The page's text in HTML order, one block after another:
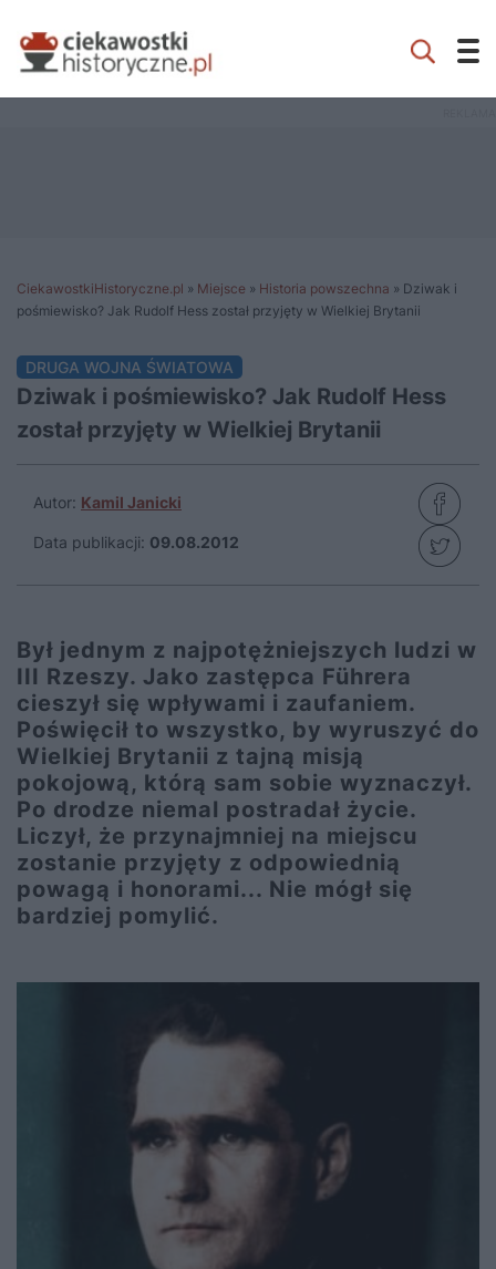
CiekawostkiHistoryczne.pl » Miejsce » Historia powszechna » Dziwak i
pośmiewisko? Jak Rudolf Hess został przyjęty w Wielkiej Brytanii
DRUGA WOJNA ŚWIATOWA
Dziwak i pośmiewisko? Jak Rudolf Hess
został przyjęty w Wielkiej Brytanii
Autor: Kamil Janicki
Data publikacji: 09.08.2012
Był jednym z najpotężniejszych ludzi w
III Rzeszy. Jako zastępca Führera
cieszył się wpływami i zaufaniem.
Poświęcił to wszystko, by wyruszyć do
Wielkiej Brytanii z tajną misją
pokojową, którą sam sobie wyznaczył.
Po drodze niemal postradał życie.
Liczył, że przynajmniej na miejscu
zostanie przyjęty z odpowiednią
powagą i honorami... Nie mógł się
bardziej pomylić.